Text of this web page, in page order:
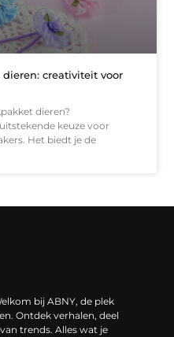
creativiteit voor
dieren?
keuze voor
Het biedt je de
bij ABNY, de plek
Ontdek verhalen, deel
trends. Alles wat je